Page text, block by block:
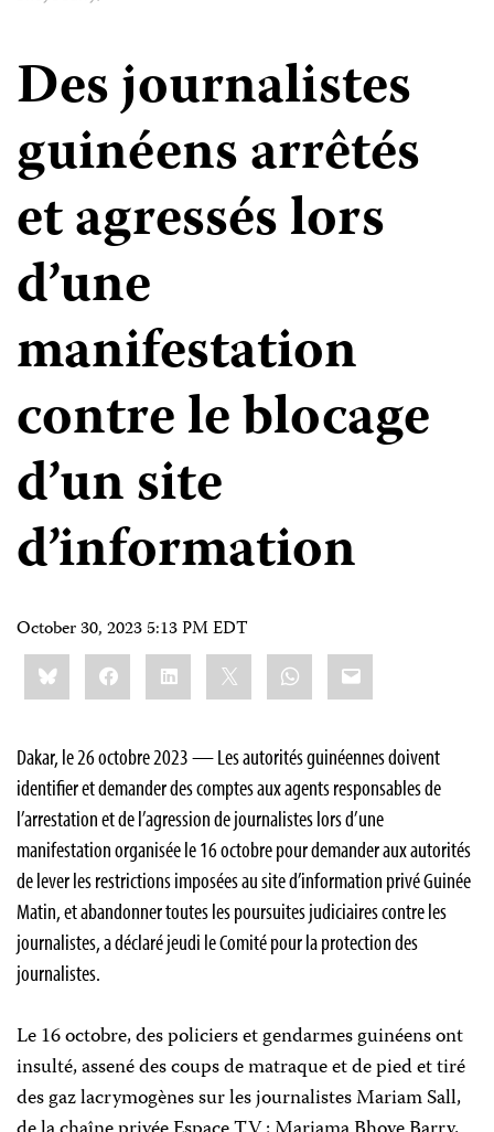
Des journalistes
guinéens arrêtés
et agressés lors
d’une
manifestation
contre le blocage
d’un site
d’information
October 30, 2023 5:13 PM EDT
Share
this:BlueskyFacebookLinkedIn WhatsApp
Email
Dakar, le 26 octobre 2023 — Les autorités guinéennes doivent
identifier et demander des comptes aux agents responsables de
l’arrestation et de l’agression de journalistes lors d’une
manifestation organisée le 16 octobre pour demander aux autorités
de lever les restrictions imposées au site d’information privé Guinée
Matin, et abandonner toutes les poursuites judiciaires contre les
journalistes, a déclaré jeudi le Comité pour la protection des
journalistes.
Le 16 octobre, des policiers et gendarmes guinéens ont
insulté, assené des coups de matraque et de pied et tiré
des gaz lacrymogènes sur les journalistes Mariam Sall,